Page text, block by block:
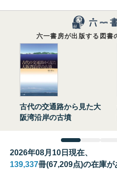
六一書房が出版する図書
古代の交通路から見た大
阪湾沿岸の古墳
2026年08月10日現在、
139,337冊(67,209点)の在庫が